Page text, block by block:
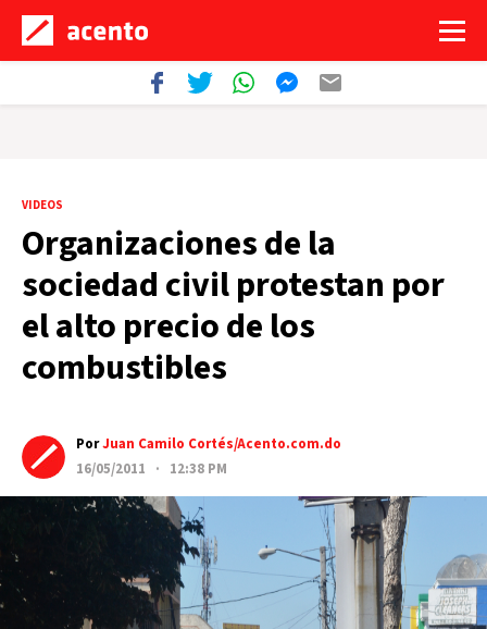
VIDEOS
Organizaciones de la
sociedad civil protestan por
el alto precio de los
combustibles
PorJuan Camilo Cortés/Acento.com.do
16/05/2011 · 12:38 PM